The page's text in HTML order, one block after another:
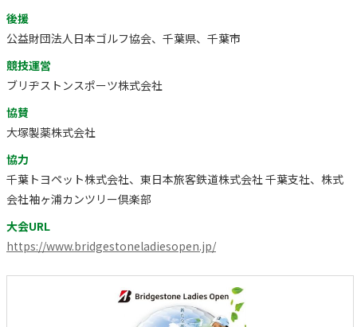
後援
公益財団法人日本ゴルフ協会、千葉県、千葉市
競技運営
ブリヂストンスポーツ株式会社
協賛
大塚製薬株式会社
協力
千葉トヨペット株式会社、東日本旅客鉄道株式会社 千葉支社、株式
会社袖ヶ浦カンツリー倶楽部
大会URL
https://www.bridgestoneladiesopen.jp/